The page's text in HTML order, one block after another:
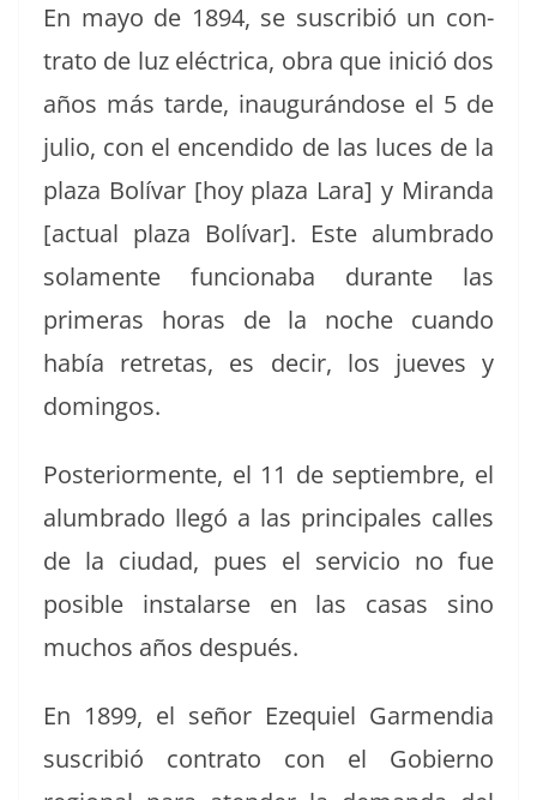
En mayo de 1894, se suscribió un con­
tra­to de luz eléc­tri­ca, obra que ini­ció dos
años más tarde, inau­gurán­dose el 5 de
julio, con el encen­di­do de las luces de la
plaza Bolí­var [hoy plaza Lara] y Miran­da
[actu­al plaza Bolí­var]. Este alum­bra­do
sola­mente fun­ciona­ba durante las
primeras horas de la noche cuan­do
había retre­tas, es decir, los jueves y
domingos.
Pos­te­ri­or­mente, el 11 de sep­tiem­bre, el
alum­bra­do llegó a las prin­ci­pales calles
de la ciu­dad, pues el ser­vi­cio no fue
posi­ble insta­larse en las casas sino
muchos años después.
En 1899, el señor Eze­quiel Gar­men­dia
suscribió con­tra­to con el Gob­ier­no